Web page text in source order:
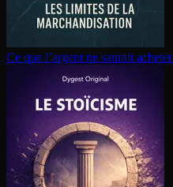
Ce que l’argent ne saurait acheter